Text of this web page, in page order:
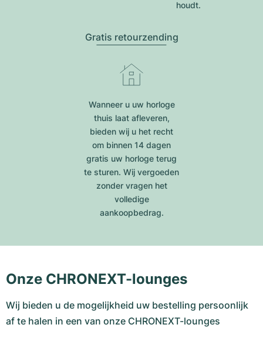
houdt.
Gratis retourzending
Wanneer u uw horloge
thuis laat afleveren,
bieden wij u het recht
om binnen 14 dagen
gratis uw horloge terug
te sturen. Wij vergoeden
zonder vragen het
volledige
aankoopbedrag.
Onze CHRONEXT-lounges
Wij bieden u de mogelijkheid uw bestelling persoonlijk
af te halen in een van onze CHRONEXT-lounges